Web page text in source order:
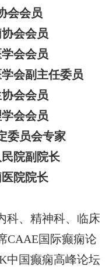
会会员
会会员
会会员
会副主任委员
会会员
会会员
委员会专家
院副院长
院院长
科、精神科、临床
CAAE国际癫痫论
中国癫痫高峰论坛